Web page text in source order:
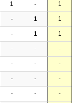
1 - 1
- 1 1
- 1 1
- - -
- - -
- - -
- - -